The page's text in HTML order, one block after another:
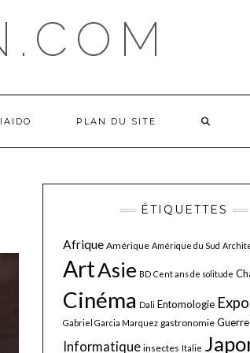
IAIDO PLAN DU SITE
ÉTIQUETTES
Afrique Amérique Amérique du Sud
ArtAsie BD Cent ans de solitude
Cinéma Dali Entomologie Expo
Gabriel Garcia Marquez gastronomie Guerre
Informatique insectes Italie